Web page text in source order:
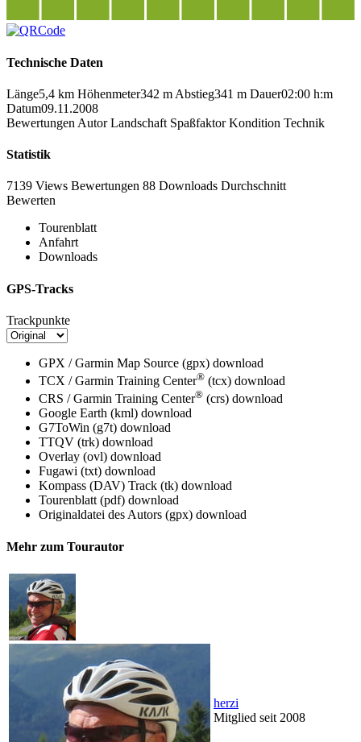
Technische Daten
Länge5,4 km Höhenmeter342 m Abstieg341 m Dauer02:00 h:m
Datum09.11.2008
Bewertungen Autor Landschaft Spaßfaktor Kondition Technik
Statistik
7139 Views Bewertungen 88 Downloads Durchschnitt
Bewerten
Tourenblatt
Anfahrt
Downloads
GPS-Tracks
Trackpunkte
GPX / Garmin Map Source (gpx) download
TCX / Garmin Training Center® (tcx) download
CRS / Garmin Training Center® (crs) download
Google Earth (kml) download
G7ToWin (g7t) download
TTQV (trk) download
Overlay (ovl) download
Fugawi (txt) download
Kompass (DAV) Track (tk) download
Tourenblatt (pdf) download
Originaldatei des Autors (gpx) download
Mehr zum Tourautor
herzi
Mitglied seit 2008